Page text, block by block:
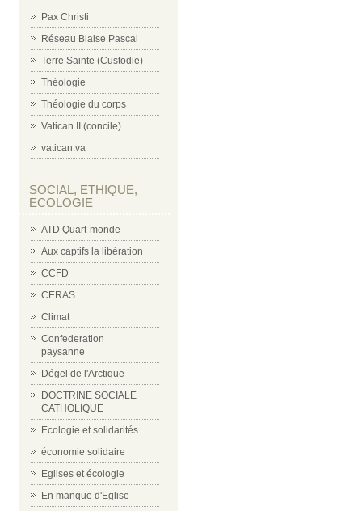
Pax Christi
Réseau Blaise Pascal
Terre Sainte (Custodie)
Théologie
Théologie du corps
Vatican II (concile)
vatican.va
SOCIAL, ETHIQUE,
ECOLOGIE
ATD Quart-monde
Aux captifs la libération
CCFD
CERAS
Climat
Confederation
paysanne
Dégel de l'Arctique
DOCTRINE SOCIALE
CATHOLIQUE
Ecologie et solidarités
économie solidaire
Eglises et écologie
En manque d'Eglise